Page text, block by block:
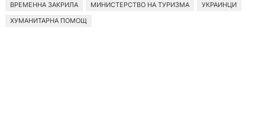
ВРЕМЕННА ЗАКРИЛА МИНИСТЕРСТВО НА ТУРИЗМА
УКРАИНЦИ
ХУМАНИТАРНА ПОМОЩ